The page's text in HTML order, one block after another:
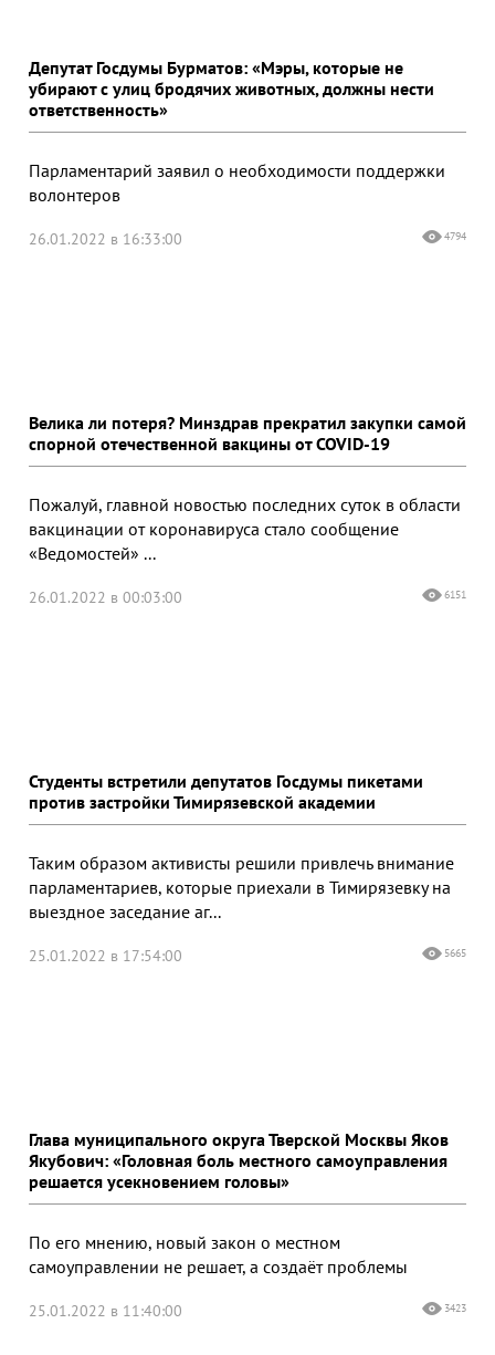
Депутат Госдумы Бурматов: «Мэры, которые не
убирают с улиц бродячих животных, должны нести
ответственность»
Парламентарий заявил о необходимости поддержки
волонтеров
26.01.2022 в 16:33:00 4794
Велика ли потеря? Минздрав прекратил закупки самой
спорной отечественной вакцины от COVID-19
Пожалуй, главной новостью последних суток в области
вакцинации от коронавируса стало сообщение
«Ведомостей» ...
26.01.2022 в 00:03:00 6151
Студенты встретили депутатов Госдумы пикетами
против застройки Тимирязевской академии
Таким образом активисты решили привлечь внимание
парламентариев, которые приехали в Тимирязевку на
выездное заседание аг...
25.01.2022 в 17:54:00 5665
Глава муниципального округа Тверской Москвы Яков
Якубович: «Головная боль местного самоуправления
решается усекновением головы»
По его мнению, новый закон о местном
самоуправлении не решает, а создаёт проблемы
25.01.2022 в 11:40:00 3423